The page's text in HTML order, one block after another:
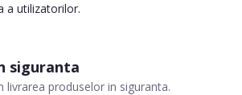
siguranta
livrarea produselor in siguranta.
a utilizatorilor.